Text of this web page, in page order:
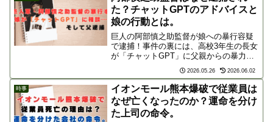
ォームのあり方を考察します。
た？チャットGPTのアドバイスと
娘の行動とは。
巨人の阿部慎之助監督が娘への暴行容疑
で逮捕！事件の裏には、高校3年生の長女
が「チャットGPT」に父親からの暴力を
相談し、AIの回答通りに児童相談所へ通
報したという驚きの背景が。現代のテク
ノロジーが導いた異例の逮捕劇の真相を
解説します。
2026.05.26 2026.06.02
時事
イオンモール熊本爆破で従業員は
なぜ亡くなったのか？運命を分け
た上司の命令。